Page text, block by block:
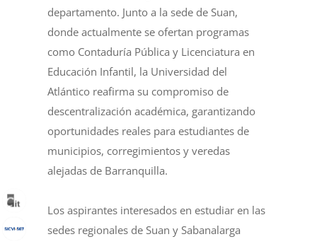
departamento. Junto a la sede de Suan,
donde actualmente se ofertan programas
como Contaduría Pública y Licenciatura en
Educación Infantil, la Universidad del
Atlántico reafirma su compromiso de
descentralización académica, garantizando
oportunidades reales para estudiantes de
municipios, corregimientos y veredas
alejadas de Barranquilla.
Los aspirantes interesados en estudiar en las
sedes regionales de Suan y Sabanalarga